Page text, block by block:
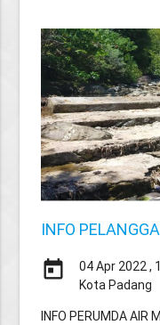
INFO
today
04 Apr 2022 ,
Kota Padang
INFO PERUMDA AIR